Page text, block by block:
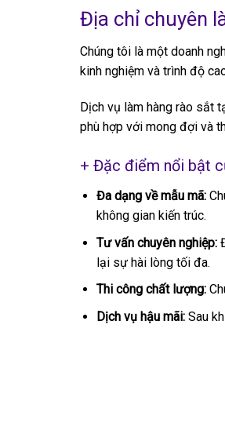
Địa chỉ chuyên
Chúng tôi là một doanh
kinh nghiệm và trình độ
Dịch vụ làm hàng rào sắt
phù hợp với mong đợi và
+ Đặc điểm nổi bật
Đa dạng về mẫu mã:
không gian kiến trúc.
Tư vấn chuyên nghiệp:
lại sự hài lòng tối đa.
Thi công chất lượng:
Dịch vụ hậu mãi:Sau